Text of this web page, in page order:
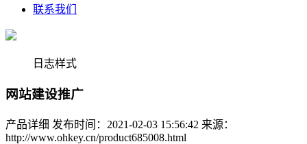
联系我们
日志样式
网站建设推广
产品详细 发布时间：2021-02-03 15:56:42 来源：
http://www.ohkey.cn/product685008.html